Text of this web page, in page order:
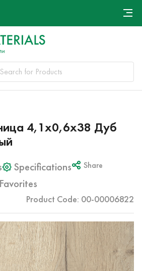
Payment and Delivery
4,1х0,6х38 Дуб
Specifications Share
Favorites
Product Code: 00-00006822